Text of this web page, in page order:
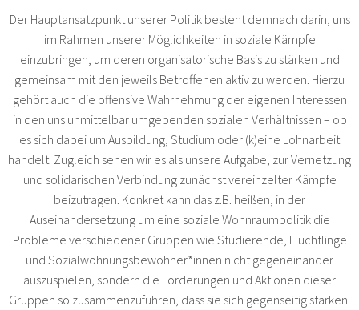
Der Hauptansatzpunkt unserer Politik besteht demnach darin, uns
im Rahmen unserer Möglichkeiten in soziale Kämpfe
einzubringen, um deren organisatorische Basis zu stärken und
gemeinsam mit den jeweils Betroffenen aktiv zu werden. Hierzu
gehört auch die offensive Wahrnehmung der eigenen Interessen
in den uns unmittelbar umgebenden sozialen Verhältnissen – ob
es sich dabei um Ausbildung, Studium oder (k)eine Lohnarbeit
handelt. Zugleich sehen wir es als unsere Aufgabe, zur Vernetzung
und solidarischen Verbindung zunächst vereinzelter Kämpfe
beizutragen. Konkret kann das z.B. heißen, in der
Auseinandersetzung um eine soziale Wohnraumpolitik die
Probleme verschiedener Gruppen wie Studierende, Flüchtlinge
und Sozialwohnungsbewohner*innen nicht gegeneinander
auszuspielen, sondern die Forderungen und Aktionen dieser
Gruppen so zusammenzuführen, dass sie sich gegenseitig stärken.